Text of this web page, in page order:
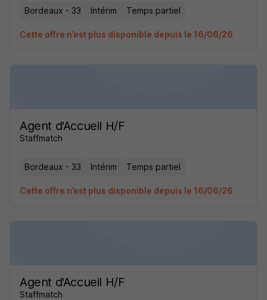
Bordeaux - 33 Intérim Temps partiel
Cette offre n’est plus disponible depuis le 16/06/26
Agent d'Accueil H/F
Staffmatch
Bordeaux - 33 Intérim Temps partiel
Cette offre n’est plus disponible depuis le 16/06/26
Agent d'Accueil H/F
Staffmatch